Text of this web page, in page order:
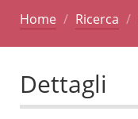
Home Ricerca
Dettagli